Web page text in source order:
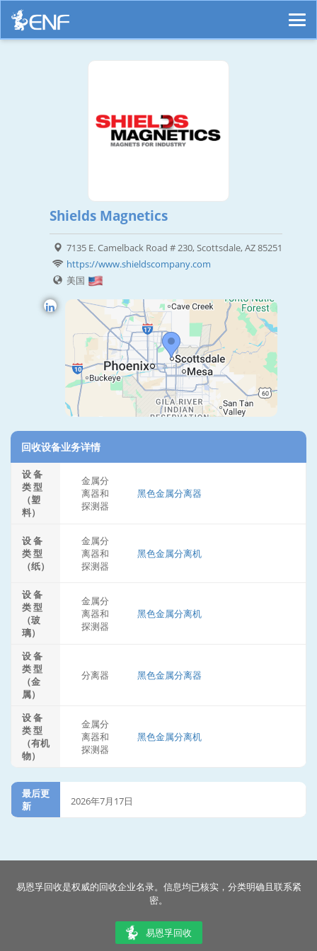
Shields Magnetics
7135 E. Camelback Road # 230, Scottsdale, AZ 85251
https://www.shieldscompany.com
美国
回收设备业务详情
设 备
类 型
（塑
料）
金属分
离器和
探测器
黑色金属分离器
设 备
类 型
（纸）
金属分
离器和
探测器
黑色金属分离机
设 备
类 型
（玻
璃）
金属分
离器和
探测器
黑色金属分离机
设 备
类 型
（金
属）
分离器 黑色金属分离器
设 备
类 型
（有机
物）
金属分
离器和
探测器
黑色金属分离机
最后更
新
2026年7月17日
易恩孚回收是权威的回收企业名录。信息均已核实，分类明确且联系紧
密。
易恩孚回收